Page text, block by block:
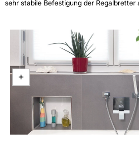
sehr stabile Befestigung der Regalbretter
+